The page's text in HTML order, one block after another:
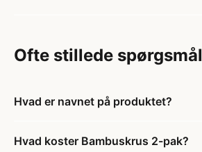
Ofte stillede spørgsmål
Hvad er navnet på produktet?
Hvad koster Bambuskrus 2-pak?